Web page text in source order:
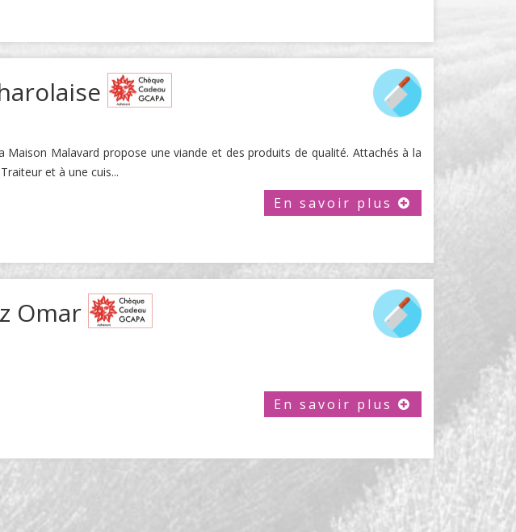
Maison Malavard propose une viande et des produits de qualité. Attachés à la
et à une cuis...
En savoir plus
Omar
En savoir plus